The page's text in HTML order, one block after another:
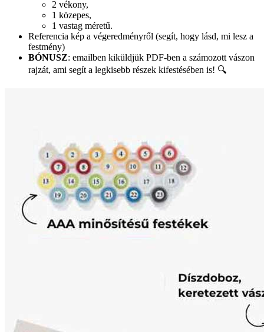
2 vékony,
1 közepes,
1 vastag méretű.
Referencia kép a végeredményről (segít, hogy lásd, mi lesz a
festmény)
BÓNUSZ: emailben kiküldjük PDF-ben a számozott vászon
rajzát, ami segít a legkisebb részek kifestésében is! 🔍